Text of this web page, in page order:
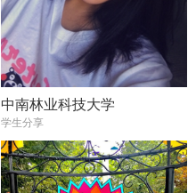
中南林业科技大学
学生分享